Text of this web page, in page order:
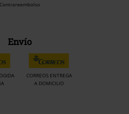
Contrareembolso
Envío
CORREOS ENTREGA
A DOMICILIO